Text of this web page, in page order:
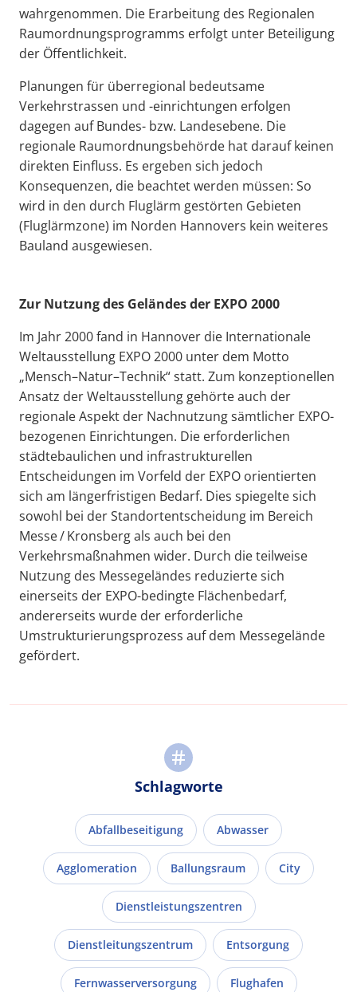
wahrgenommen. Die Erarbeitung des Regionalen
Raumordnungsprogramms erfolgt unter Beteiligung
der Öffentlichkeit.
Planungen für überregional bedeutsame
Verkehrstrassen und -einrichtungen erfolgen
dagegen auf Bundes- bzw. Landesebene. Die
regionale Raumordnungsbehörde hat darauf keinen
direkten Einfluss. Es ergeben sich jedoch
Konsequenzen, die beachtet werden müssen: So
wird in den durch Fluglärm gestörten Gebieten
(Fluglärmzone) im Norden Hannovers kein weiteres
Bauland ausgewiesen.
Zur Nutzung des Geländes der EXPO 2000
Im Jahr 2000 fand in Hannover die Internationale
Weltausstellung EXPO 2000 unter dem Motto
„Mensch–Natur–Technik“ statt. Zum konzeptionellen
Ansatz der Weltausstellung gehörte auch der
regionale Aspekt der Nachnutzung sämtlicher EXPO-
bezogenen Einrichtungen. Die erforderlichen
städtebaulichen und infrastrukturellen
Entscheidungen im Vorfeld der EXPO orientierten
sich am längerfristigen Bedarf. Dies spiegelte sich
sowohl bei der Standortentscheidung im Bereich
Messe / Kronsberg als auch bei den
Verkehrsmaßnahmen wider. Durch die teilweise
Nutzung des Messegeländes reduzierte sich
einerseits der EXPO-bedingte Flächenbedarf,
andererseits wurde der erforderliche
Umstrukturierungsprozess auf dem Messegelände
gefördert.
Schlagworte
Abfallbeseitigung Abwasser
Agglomeration Ballungsraum City
Dienstleistungszentren
Dienstleitungszentrum Entsorgung
Fernwasserversorgung Flughafen